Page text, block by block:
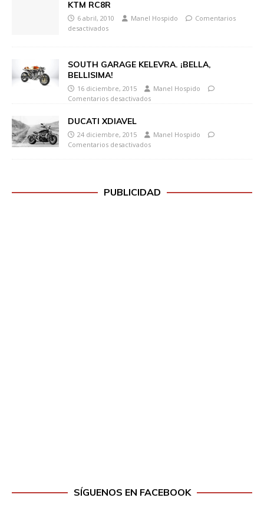
KTM RC8R
6 abril, 2010 Manel Hospido
Comentarios
desactivados
SOUTH GARAGE KELEVRA. ¡BELLA,
BELLISIMA!
16 diciembre, 2015
Manel Hospido
Comentarios desactivados
DUCATI XDIAVEL
24 diciembre, 2015
Manel Hospido
Comentarios desactivados
PUBLICIDAD
SÍGUENOS EN FACEBOOK